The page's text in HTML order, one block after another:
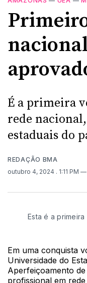
É a primeira
rede
estaduais do
REDAÇÃO BMA
outubro 4, 2024 . 1:11 PM
Esta é a
Em uma conquista
Universidade do
Aperfeiçoamento
profissional em